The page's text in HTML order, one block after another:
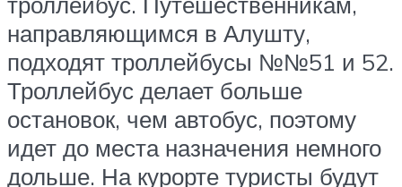
направляющимся в Алушту,
подходят троллейбусы №№51 и 52.
Троллейбус делает больше
остановок, чем автобус, поэтому
идет до места назначения немного
дольше. На курорте туристы будут